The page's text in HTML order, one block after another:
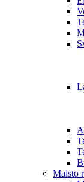
Maisto